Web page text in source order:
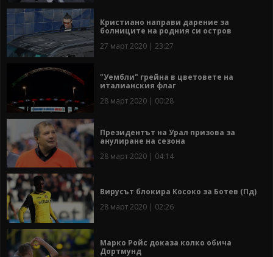
Кристиано направи дарение за
болниците на родния си остров
27 март 2020 | 23:27
"Уембли" грейна в цветовете на
италианския флаг
28 март 2020 | 00:28
Президентът на Урал призова за
анулиране на сезона
28 март 2020 | 04:14
Вирусът блокира Косоко за Ботев (Пд)
28 март 2020 | 02:26
Марко Ройс доказа колко обича
Дортмунд